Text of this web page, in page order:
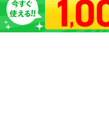
(税込4,489円)
お気に入り追加